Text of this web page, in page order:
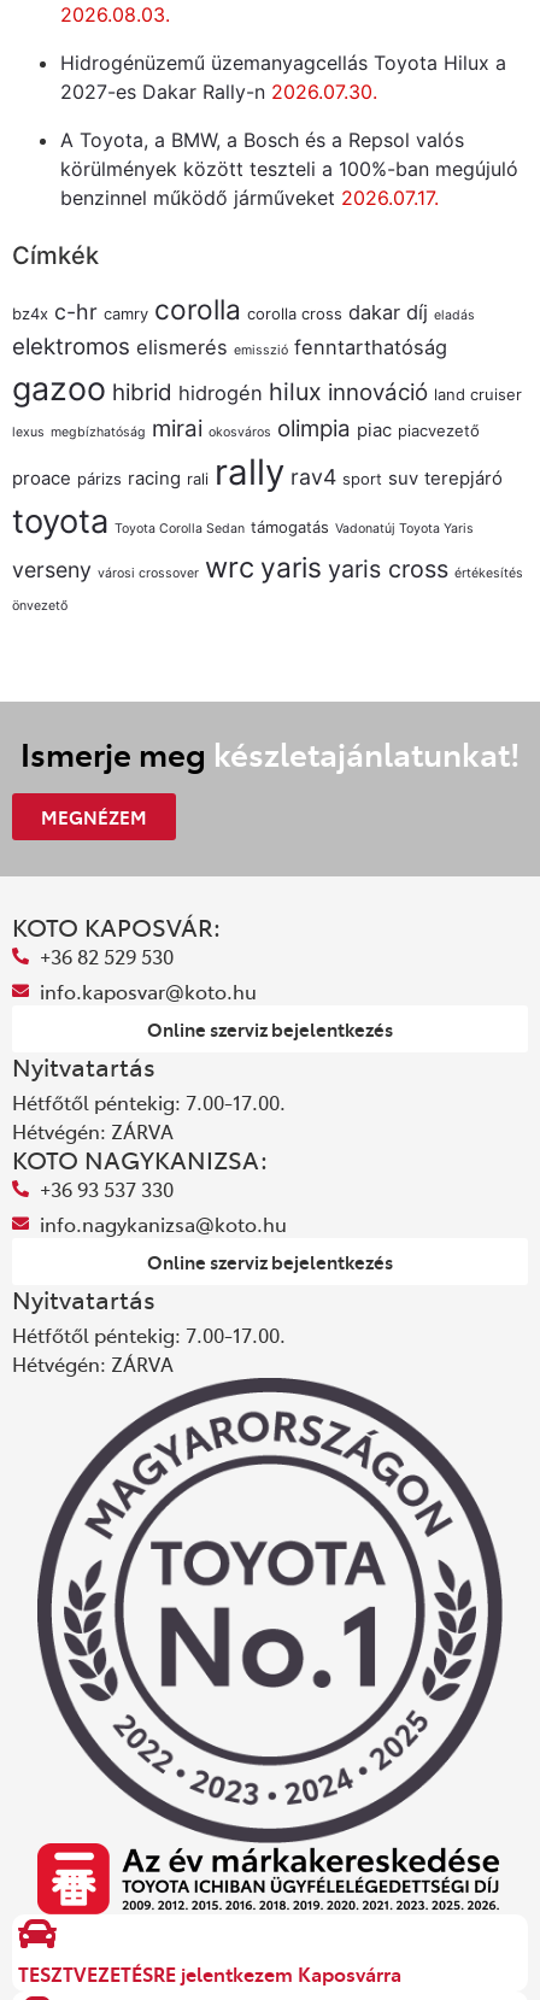
2026.08.03.
Hidrogénüzemű üzemanyagcellás Toyota Hilux a
2027-es Dakar Rally-n 2026.07.30.
A Toyota, a BMW, a Bosch és a Repsol valós
körülmények között teszteli a 100%-ban megújuló
benzinnel működő járműveket 2026.07.17.
Címkék
bz4x c-hr camry corolla corolla cross dakar díj eladás
elektromos elismerés emisszió fenntarthatóság
gazoo hibrid hidrogén hilux innováció land cruiser
lexus megbízhatóság mirai okosváros olimpia piac piacvezető
proace párizs racing rali rally rav4 sport suv terepjáró
toyota Toyota Corolla Sedan támogatás Vadonatúj Toyota Yaris
verseny városi crossover wrc yaris yaris cross értékesítés
önvezető
Ismerje meg készletajánlatunkat!
MEGNÉZEM
KOTO KAPOSVÁR:
+36 82 529 530
info.kaposvar@koto.hu
Online szerviz bejelentkezés
Nyitvatartás
Hétfőtől péntekig: 7.00-17.00.
Hétvégén: ZÁRVA
KOTO NAGYKANIZSA:
+36 93 537 330
info.nagykanizsa@koto.hu
Online szerviz bejelentkezés
Nyitvatartás
Hétfőtől péntekig: 7.00-17.00.
Hétvégén: ZÁRVA
TESZTVEZETÉSRE jelentkezem Kaposvárra